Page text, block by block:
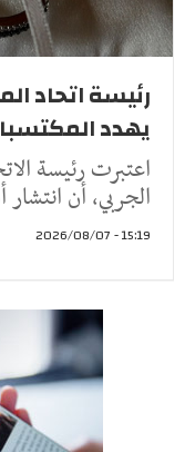
رئيسة اتحاد
يهدد
اعتبرت رئيسة
الجربي، أن
15:19 - 2026/08/07